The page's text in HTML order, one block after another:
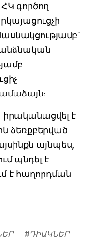
գործող
է
ձեռքբերված
այնպես,
պնդել է
է հաղորդման
#ԴԻԱԿՆԵՐ